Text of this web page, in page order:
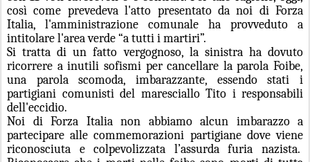
così come prevedeva l'atto presentato da noi di Forza
Italia, l'amministrazione comunale ha provveduto a
intitolare l'area verde “a tutti i martiri”.
Si tratta di un fatto vergognoso, la sinistra ha dovuto
ricorrere a inutili sofismi per cancellare la parola Foibe,
una parola scomoda, imbarazzante, essendo stati i
partigiani comunisti del maresciallo Tito i responsabili
dell'eccidio.
Noi di Forza Italia non abbiamo alcun imbarazzo a
partecipare alle commemorazioni partigiane dove viene
riconosciuta e colpevolizzata l’assurda furia nazista.